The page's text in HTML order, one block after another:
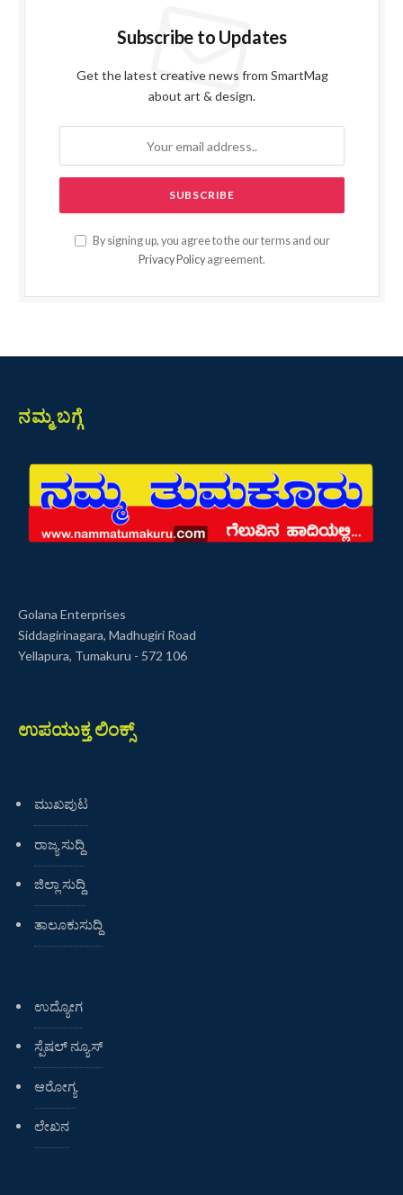
Subscribe to Updates
Get the latest creative news from SmartMag
about art & design.
By signing up, you agree to the our terms and our
Privacy Policy agreement.
ನಮ್ಮ ಬಗ್ಗೆ
Golana Enterprises
Siddagirinagara, Madhugiri Road
Yellapura, Tumakuru - 572 106
ಉಪಯುಕ್ತ ಲಿಂಕ್ಸ್
ಮುಖಪುಟ
ರಾಜ್ಯ ಸುದ್ದಿ
ಜಿಲ್ಲಾ ಸುದ್ದಿ
ತಾಲೂಕುಸುದ್ದಿ
ಉದ್ಯೋಗ
ಸ್ಪೆಷಲ್ ನ್ಯೂಸ್
ಆರೋಗ್ಯ
ಲೇಖನ